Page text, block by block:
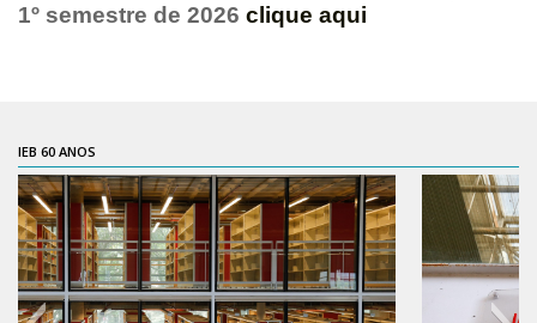
Criação de Curso
CaC
CD
CDH
CEQUALI
1º semestre de 2026 clique aqui
IEB 60 ANOS